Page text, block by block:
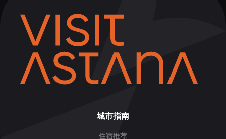
城市指南
住宿推荐